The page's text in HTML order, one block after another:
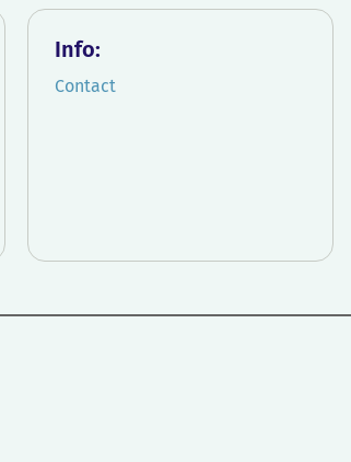
Info:
Contact